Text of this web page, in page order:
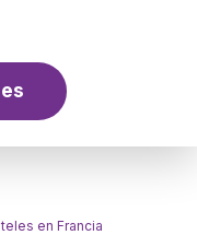
en Francia